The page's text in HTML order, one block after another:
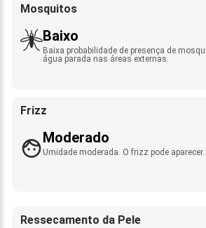
Mosquitos
Baixo
Baixa probabilidade de presença de
água parada nas áreas externas.
Frizz
Moderado
Umidade moderada. O frizz pode aparecer.
Ressecamento da Pele